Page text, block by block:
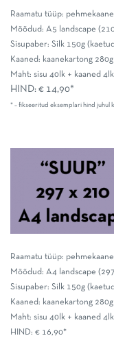
Raamatu tüüp:
Mõõdud: A5 landscape
Sisupaber: Silk 150g
Kaaned: kaanekartong
Maht: sisu 40lk + kaaned
HIND: € 14,90*
* – fikseeritud eksemplari hind juhul
Raamatu tüüp:
Mõõdud: A4 landscape
Sisupaber: Silk 150g
Kaaned: kaanekartong
Maht: sisu 40lk + kaaned
HIND: € 16,90*